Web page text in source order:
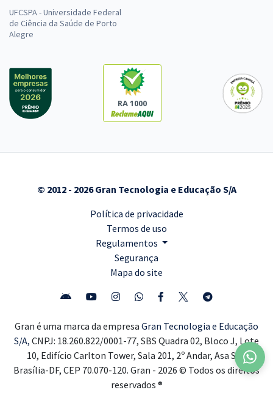
UFCSPA - Universidade Federal
de Ciência da Saúde de Porto
Alegre
RA 1000
© 2012 - 2026 Gran Tecnologia e Educação S/A
Política de privacidade
Termos de uso
Regulamentos
Segurança
Mapa do site
Gran é uma marca da empresa Gran Tecnologia e Educação
S/A, CNPJ: 18.260.822/0001-77, SBS Quadra 02, Bloco J, Lote
10, Edifício Carlton Tower, Sala 201, 2º Andar, Asa Sul,
Brasília-DF, CEP 70.070-120. Gran - 2026 © Todos os direitos
reservados ®